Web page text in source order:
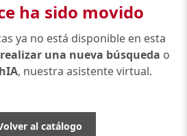
ha sido movido
ya no está disponible en esta
realizar una nueva búsqueda o
, nuestra asistente virtual.
al catálogo